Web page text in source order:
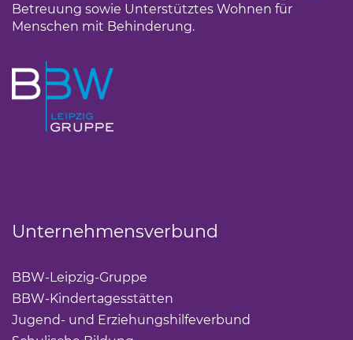
Betreuung sowie Unterstütztes Wohnen für
Menschen mit Behinderung.
Unternehmensverbund
BBW-Leipzig-Gruppe
BBW-Kindertagesstätten
Jugend- und Erziehungshilfeverbund